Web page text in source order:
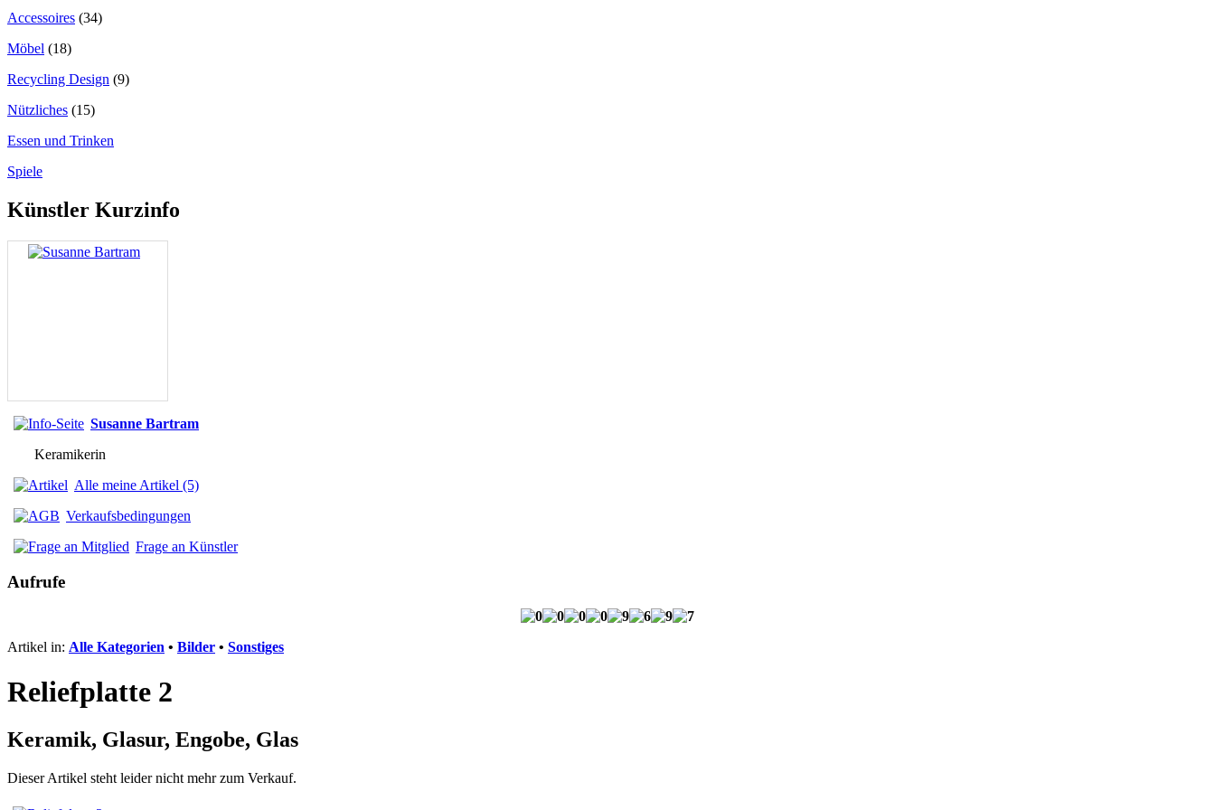
Accessoires (34)
Möbel (18)
Recycling Design (9)
Nützliches (15)
Essen und Trinken
Spiele
Künstler Kurzinfo
Susanne Bartram
Keramikerin
Alle meine Artikel (5)
Verkaufsbedingungen
Frage an Künstler
Aufrufe
Artikel in: Alle Kategorien • Bilder • Sonstiges
Reliefplatte 2
Keramik, Glasur, Engobe, Glas
Dieser Artikel steht leider nicht mehr zum Verkauf.